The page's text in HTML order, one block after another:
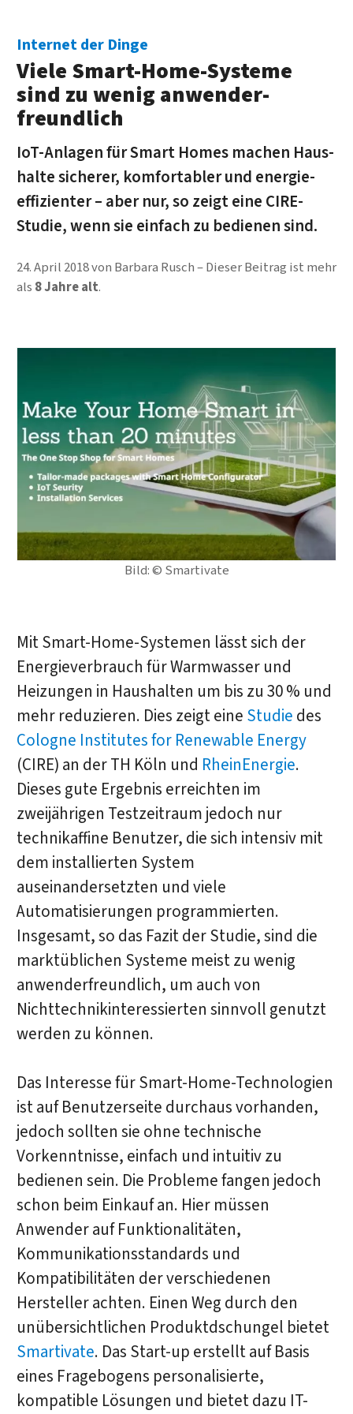
Bild: © Smartivate
Internet der Dinge
Viele Smart-Home-Systeme
sind zu wenig an­wender­
freundlich
IoT-Anlagen für Smart Homes machen Haus­
halte sicherer, kom­for­tabler und energie­
effizienter – aber nur, so zeigt eine CIRE-
Studie, wenn sie ein­fach zu be­dienen sind.
24. April 2018von Barbara Rusch
Dieser Beitrag ist mehr
als 8 Jahre alt.
Mit Smart-Home-Systemen lässt sich der
Energieverbrauch für Warmwasser und
Heizungen in Haushalten um bis zu 30 % und
mehr reduzieren. Dies zeigt eine Studie des
Cologne Institutes for Renewable Energy
(CIRE) an der TH Köln und RheinEnergie.
Dieses gute Ergebnis erreichten im
zweijährigen Testzeitraum jedoch nur
technikaffine Benutzer, die sich intensiv mit
dem installierten System
auseinandersetzten und viele
Automatisierungen programmierten.
Insgesamt, so das Fazit der Studie, sind die
marktüblichen Systeme meist zu wenig
anwenderfreundlich, um auch von
Nichttechnikinteressierten sinnvoll genutzt
werden zu können.
Das Interesse für Smart-Home-Technologien
ist auf Benutzerseite durchaus vorhanden,
jedoch sollten sie ohne technische
Vorkenntnisse, einfach und intuitiv zu
bedienen sein. Die Probleme fangen jedoch
schon beim Einkauf an. Hier müssen
Anwender auf Funktionalitäten,
Kommunikationsstandards und
Kompatibilitäten der verschiedenen
Hersteller achten. Einen Weg durch den
unübersichtlichen Produktdschungel bietet
Smartivate. Das Start-up erstellt auf Basis
eines Fragebogens personalisierte,
kompatible Lösungen und bietet dazu IT-